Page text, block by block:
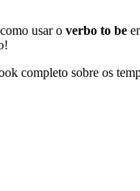
usar o verbo to be
completo sobre os